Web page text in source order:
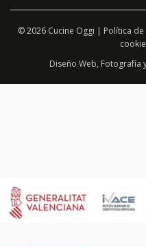
© 2026 Cucine Oggi | Política
Diseño Web, Fotografía